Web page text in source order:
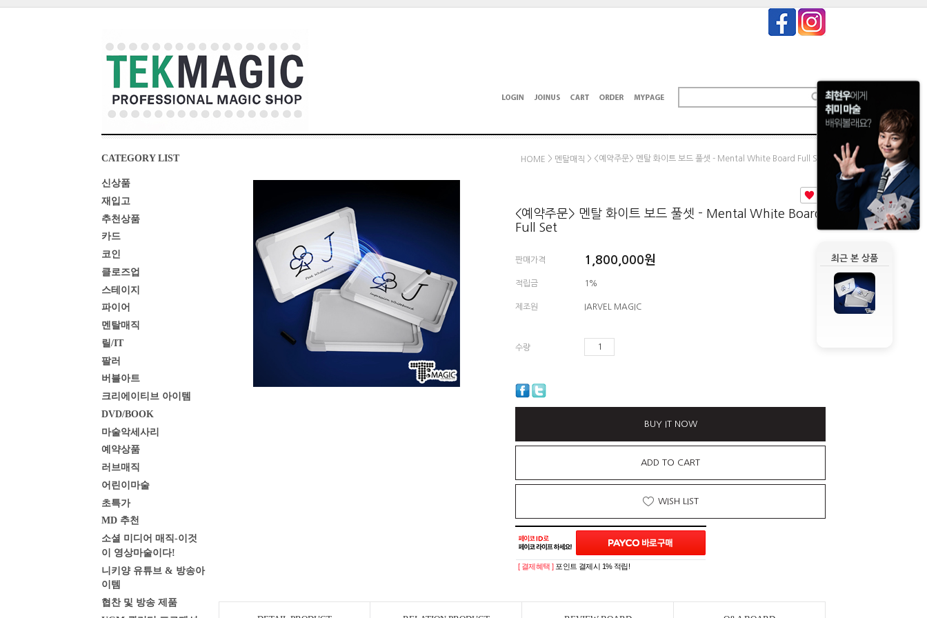
최근 본 상품
CATEGORY LIST
신상품
재입고
추천상품
카드
코인
클로즈업
스테이지
파이어
멘탈매직
릴/IT
팔러
버블아트
크리에이티브 아이템
DVD/BOOK
마술악세사리
예약상품
러브매직
어린이마술
초특가
MD 추천
소셜 미디어 매직-이것
이 영상마술이다!
니키양 유튜브 & 방송아
이템
협찬 및 방송 제품
HOME > 멘탈매직 > <예약주문> 멘탈 화이트 보드 풀셋 - Mental White Board Full Set
<예약주문> 멘탈 화이트 보드 풀셋 - Mental White Board
Full Set
판매가격 1,800,000원
적립금 1%
제조원 IARVEL MAGIC
수량
BUY IT NOW
ADD TO CART
WISH LIST
[ 결제혜택 ] 포인트 결제시 1% 적립!